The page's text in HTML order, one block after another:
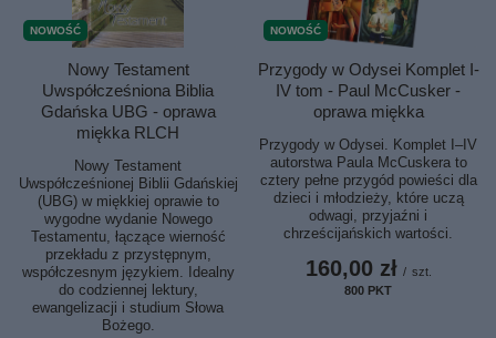
NOWOŚĆ
Nowy Testament
Uwspółcześniona Biblia
Gdańska UBG - oprawa
miękka RLCH
Nowy Testament
Uwspółcześnionej Biblii Gdańskiej
(UBG) w miękkiej oprawie to
wygodne wydanie Nowego
Testamentu, łączące wierność
przekładu z przystępnym,
współczesnym językiem. Idealny
do codziennej lektury,
ewangelizacji i studium Słowa
Bożego.
NOWOŚĆ
Przygody w Odysei Komplet I-
IV tom - Paul McCusker -
oprawa miękka
Przygody w Odysei. Komplet I–IV
autorstwa Paula McCuskera to
cztery pełne przygód powieści dla
dzieci i młodzieży, które uczą
odwagi, przyjaźni i
chrześcijańskich wartości.
160,00 zł / szt.
800 PKT